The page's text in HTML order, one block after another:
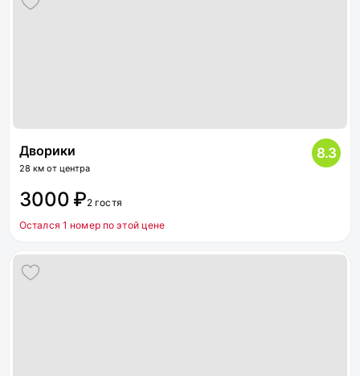
Дворики
28 км от центра
8.3
3000 ₽2 гостя
Остался 1 номер по этой цене